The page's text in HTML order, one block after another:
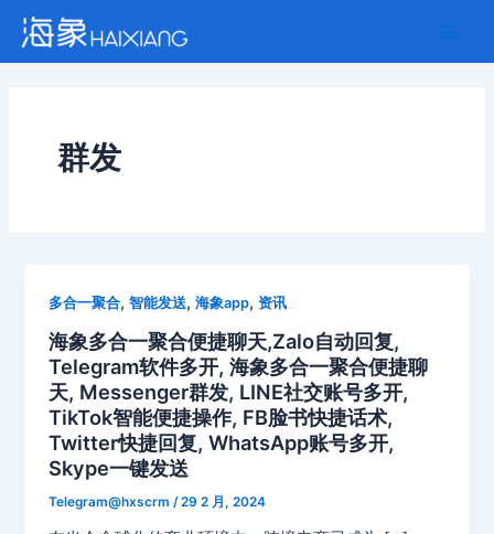
内
群发
多合一聚合,智能发送,海象app,资讯
海象多合一聚合便捷聊天,Zalo自动回复,
Telegram软件多开, 海象多合一聚合便捷聊
天, Messenger群发, LINE社交账号多开,
TikTok智能便捷操作, FB脸书快捷话术,
Twitter快捷回复, WhatsApp账号多开,
Skype一键发送
Telegram@hxscrm/29 2 月, 2024